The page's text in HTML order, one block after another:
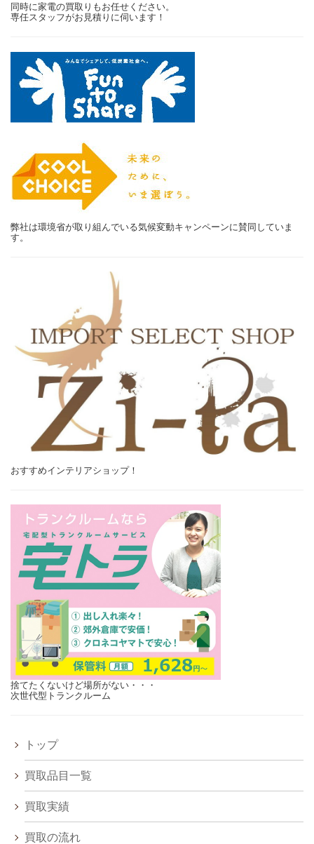
同時に家電の買取りもお任せください。
専任スタッフがお見積りに伺います！
弊社は環境省が取り組んでいる気候変動キャンペーンに賛同していま
す。
おすすめインテリアショップ！
捨てたくないけど場所がない・・・
次世代型トランクルーム
トップ
買取品目一覧
買取実績
買取の流れ